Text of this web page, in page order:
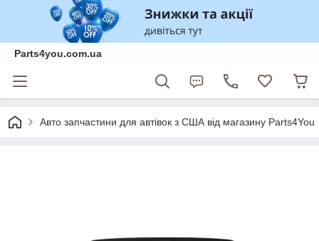
Parts4you.com.ua
Авто запчастини для автівок з США від магазину Parts4You